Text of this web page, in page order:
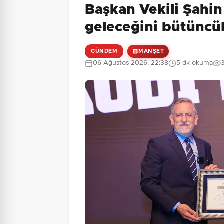
Güvenlik Sorusu: 1 + 5 = ?
Başkan Vekili
geleceğini bütüncül
GÜNDEM MANŞET
06 Ağustos 2026, 22:38 5 dk okuma